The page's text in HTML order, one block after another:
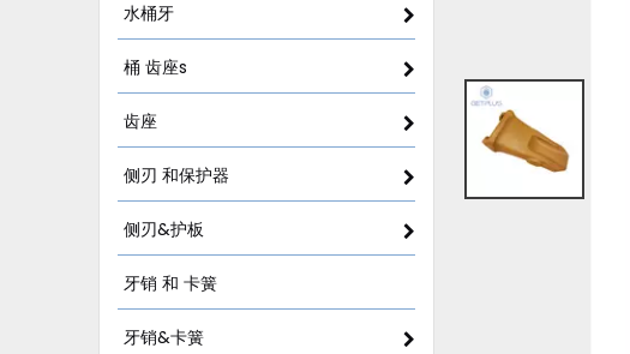
水桶牙
桶 齿座s
齿座
侧刃 和保护器
侧刃&护板
牙销 和 卡簧
牙销&卡簧